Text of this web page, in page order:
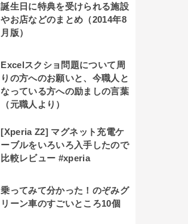
誕生日に特典を受けられる施設
やお店などのまとめ（2014年8
月版）
Excelスクショ問題について周
りの方へのお願いと、今職人と
なっている方への励ましの言葉
（元職人より）
[Xperia Z2] マグネット充電ケ
ーブルをいろいろ入手したので
比較レビュー #xperia
乗ってみて分かった！のぞみグ
リーン車のすごいところ10個